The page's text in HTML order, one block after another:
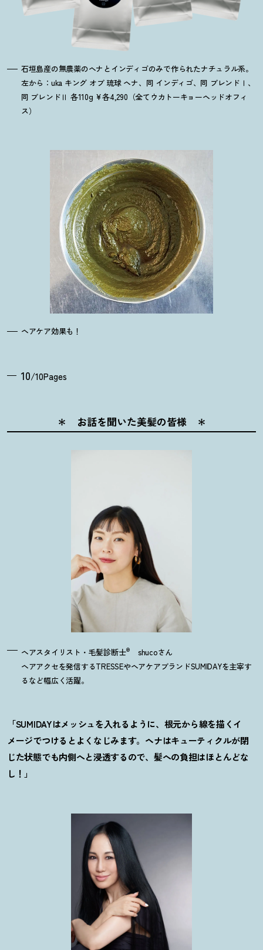
石垣島産の無農薬のヘナとインディゴのみで作られたナチュラル系。
左から：uka キング オブ 琉球 ヘナ、同 インディゴ、同 ブレンドⅠ、
同 ブレンドⅡ 各110g ¥各4,290（全てウカトーキョーヘッドオフィ
ス）
ヘアケア効果も ！
10/10Pages
＊ お話を聞いた美髪の皆様 ＊
ヘアスタイリスト・毛髪診断士®
shucoさん
ヘアアクセを発信するTRESSEやヘアケアブランドSUMIDAYを主宰す
るなど幅広く活躍。
「SUMIDAYはメッシュを入れるように、根元から線を描くイ
メージでつけるとよくなじみます。ヘナはキューティクルが閉
じた状態でも内側へと浸透するので、髪への負担はほとんどな
し！」